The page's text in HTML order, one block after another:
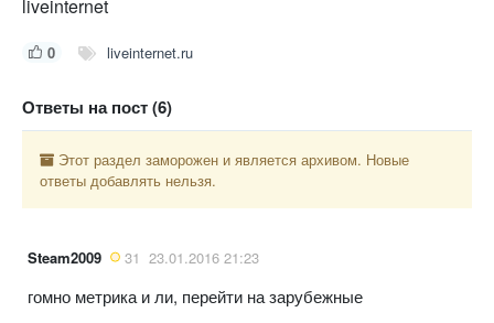
liveinternet
0 liveinternet.ru
Ответы на пост (6)
Этот раздел заморожен и является архивом. Новые
ответы добавлять нельзя.
Steam2009 31 23.01.2016 21:23
гомно метрика и ли, перейти на зарубежные